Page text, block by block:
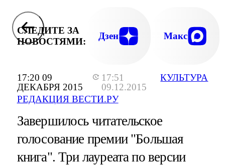
17:20 09
ДЕКАБРЯ 2015
17:51
09.12.2015
РЕДАКЦИЯ ВЕСТИ.РУ
КУЛЬТУРА
СЛЕДИТЕ ЗА
НОВОСТЯМИ:
Дзен Макс
Завершилось читательское
голосование премии "Большая
книга". Три лауреата по версии